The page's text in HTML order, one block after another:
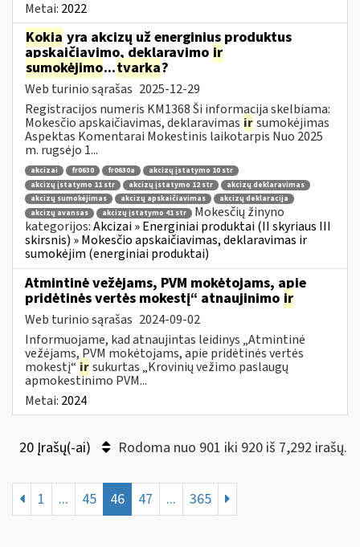
Metai: 2022
Kokia yra akcizų už energinius produktus
apskaičiavimo, deklaravimo ir
sumokėjimo...tvarka?
Web turinio sąrašas 2025-12-29
Registracijos numeris KM1368 Ši informacija skelbiama:
Mokesčio apskaičiavimas, deklaravimas irsumokėjimas
Aspektas Komentarai Mokestinis laikotarpis Nuo 2025
m. rugsėjo 1...
akcizai fr0630 fr0630a
akcizų įstatymo 10 str
akcizų įstatymo 11 str
akcizų įstatymo 12 str
akcizų deklaravimas
akcizų sumokėjimas
akcizų apskaičiavimas
akcizų deklaracija
akcizų avansas
akcizų įstatymo 41 str
Mokesčių žinyno
kategorijos:Akcizai » Energiniai produktai (II skyriaus III
skirsnis) » Mokesčio apskaičiavimas, deklaravimas ir
sumokėjim (energiniai produktai)
Atmintinė vežėjams, PVM mokėtojams, apie
pridėtinės vertės mokestį“ atnaujinimo ir
Web turinio sąrašas 2024-09-02
Informuojame, kad atnaujintas leidinys „Atmintinė
vežėjams, PVM mokėtojams, apie pridėtinės vertės
mokestį“ irsukurtas „Krovinių vežimo paslaugų
apmokestinimo PVM...
Metai: 2024
20 Įrašų(-ai) Rodoma nuo 901 iki 920 iš 7,292 irašų.
1 ... 45 46 47 ... 365